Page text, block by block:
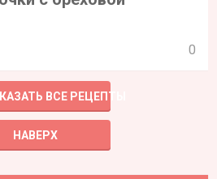
0
ВСЕ РЕЦЕПТЫ
НАВЕРХ